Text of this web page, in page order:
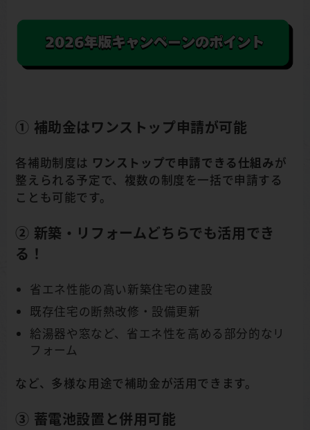
① 補助金はワンストップ申請が可能
各補助制度は ワンストップで申請できる仕組みが
整えられる予定で、複数の制度を一括で申請する
ことも可能です。
② 新築・リフォームどちらでも活用でき
る！
省エネ性能の高い新築住宅の建設
既存住宅の断熱改修・設備更新
給湯器や窓など、省エネ性を高める部分的なリ
フォーム
など、多様な用途で補助金が活用できます。
③ 蓄電池設置と併用可能